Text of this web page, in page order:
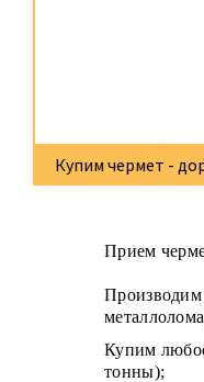
Купим чермет -
Прием
Производим
Купим
тонны);